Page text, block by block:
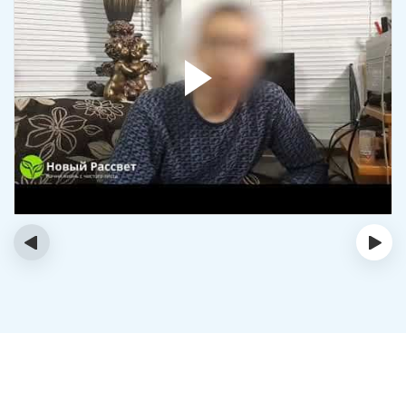
‹ ›